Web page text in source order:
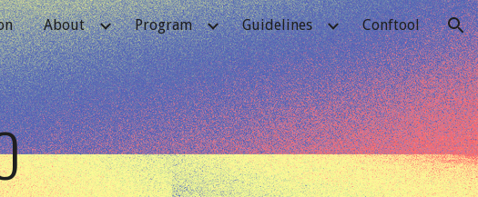
to navigation
About Program Guidelines Conftool